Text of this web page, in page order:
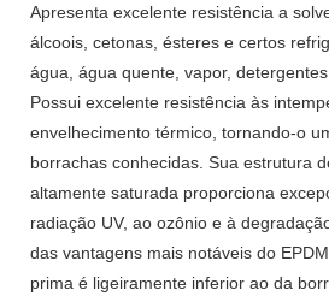
Apresenta excelente resistência a
álcoois, cetonas, ésteres e certos
água, água quente, vapor,
Possui excelente resistência às
envelhecimento térmico, tornando-o
borrachas conhecidas. Sua estrutura
altamente saturada proporciona
radiação UV, ao ozônio e à
das vantagens mais notáveis ​​do
prima é ligeiramente inferior ao da